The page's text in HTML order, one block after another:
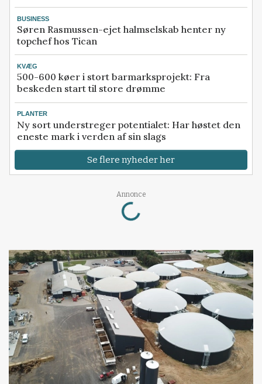
BUSINESS
Søren Rasmussen-ejet halmselskab henter ny
topchef hos Tican
KVÆG
500-600 køer i stort barmarksprojekt: Fra
beskeden start til store drømme
PLANTER
Ny sort understreger potentialet: Har høstet den
eneste mark i verden af sin slags
Se flere nyheder her
Annonce
Loading...